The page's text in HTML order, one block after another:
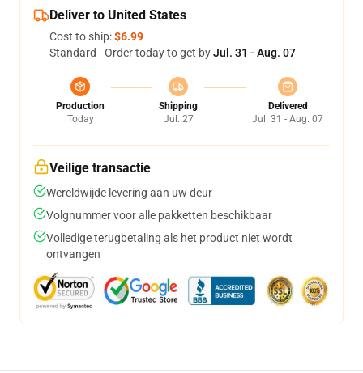
Deliver to United States
Cost to ship:$6.99
Standard - Order today to get byJul. 31 - Aug. 07
Production
Today
Shipping
Jul. 27
Delivered
Jul. 31 - Aug. 07
Veilige transactie
Wereldwijde levering aan uw deur
Volgnummer voor alle pakketten beschikbaar
Volledige terugbetaling als het product niet wordt
ontvangen